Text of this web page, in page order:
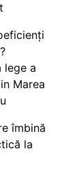
lege a
Marea
îmbină
la